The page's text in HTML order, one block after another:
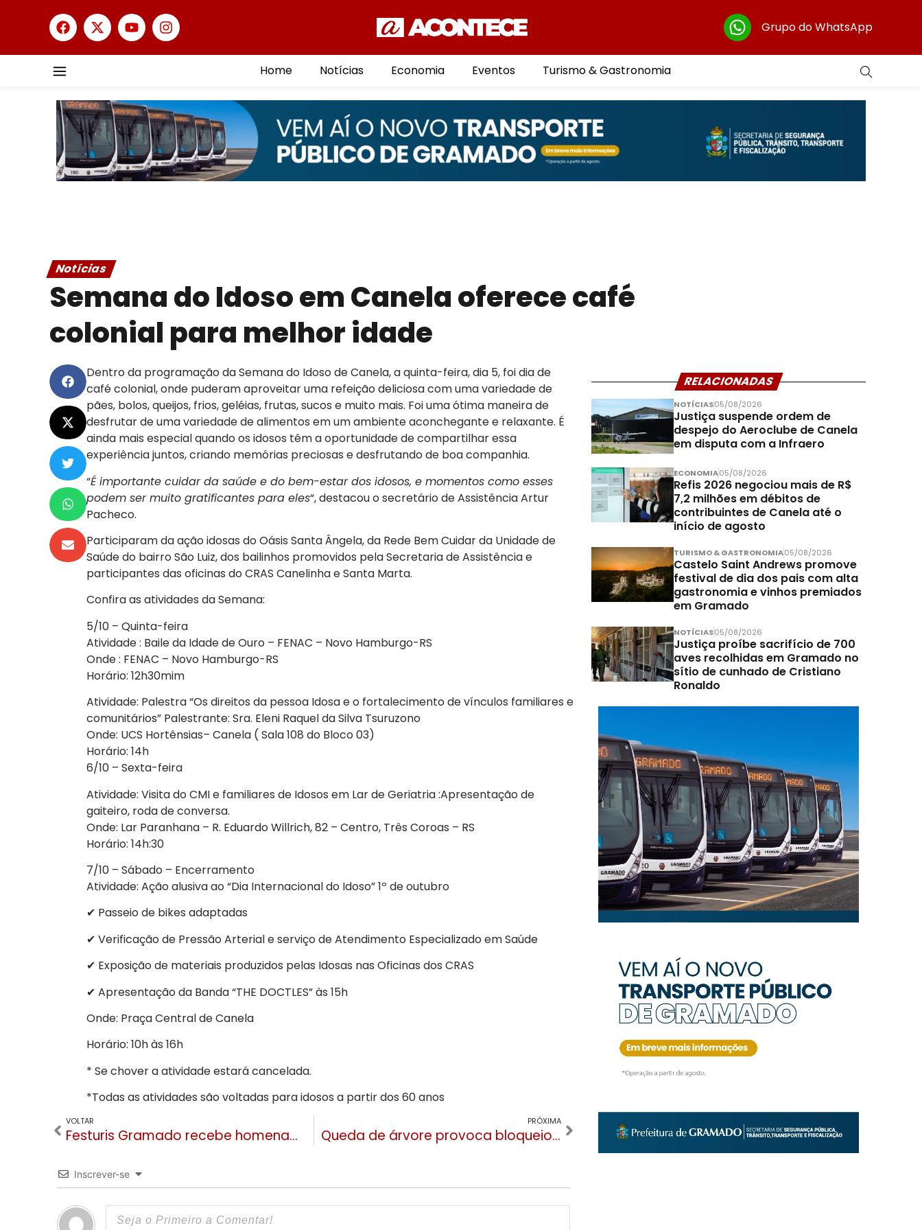
Grupo do WhatsApp
Home Notícias Economia Eventos Turismo & Gastronomia
Notícias
Semana do Idoso em Canela oferece café
colonial para melhor idade
Dentro da programação da Semana do Idoso de Canela, a quinta-feira, dia 5, foi dia de
café colonial, onde puderam aproveitar uma refeição deliciosa com uma variedade de
pães, bolos, queijos, frios, geléias, frutas, sucos e muito mais. Foi uma ótima maneira de
desfrutar de uma variedade de alimentos em um ambiente aconchegante e relaxante. É
ainda mais especial quando os idosos têm a oportunidade de compartilhar essa
experiência juntos, criando memórias preciosas e desfrutando de boa companhia.
“É importante cuidar da saúde e do bem-estar dos idosos, e momentos como esses
podem ser muito gratificantes para eles“, destacou o secretário de Assistência Artur
Pacheco.
Participaram da ação idosas do Oásis Santa Ângela, da Rede Bem Cuidar da Unidade de
Saúde do bairro São Luiz, dos bailinhos promovidos pela Secretaria de Assistência e
participantes das oficinas do CRAS Canelinha e Santa Marta.
Confira as atividades da Semana:
5/10 – Quinta-feira
Atividade : Baile da Idade de Ouro – FENAC – Novo Hamburgo-RS
Onde : FENAC – Novo Hamburgo-RS
Horário: 12h30mim
Atividade: Palestra “Os direitos da pessoa Idosa e o fortalecimento de vínculos familiares e
comunitários” Palestrante: Sra. Eleni Raquel da Silva Tsuruzono
Onde: UCS Hortênsias– Canela ( Sala 108 do Bloco 03)
Horário: 14h
6/10 – Sexta-feira
Atividade: Visita do CMI e familiares de Idosos em Lar de Geriatria :Apresentação de
gaiteiro, roda de conversa.
Onde: Lar Paranhana – R. Eduardo Willrich, 82 – Centro, Três Coroas – RS
Horário: 14h:30
7/10 – Sábado – Encerramento
Atividade: Ação alusiva ao “Dia Internacional do Idoso” 1º de outubro
✔ Passeio de bikes adaptadas
✔ Verificação de Pressão Arterial e serviço de Atendimento Especializado em Saúde
✔ Exposição de materiais produzidos pelas Idosas nas Oficinas dos CRAS
✔ Apresentação da Banda “THE DOCTLES” às 15h
Onde: Praça Central de Canela
Horário: 10h às 16h
* Se chover a atividade estará cancelada.
*Todas as atividades são voltadas para idosos a partir dos 60 anos
VOLTAR
Festuris Gramado recebe homenagem na Assembleia Gaúcha por ser indutor do Turismo
PRÓXIMA
Queda de árvore provoca bloqueio na ERS-115 em Gramado
Inscrever-se
RELACIONADAS
NOTÍCIAS05/08/2026
Justiça suspende ordem de
despejo do Aeroclube de Canela
em disputa com a Infraero
ECONOMIA05/08/2026
Refis 2026 negociou mais de R$
7,2 milhões em débitos de
contribuintes de Canela até o
início de agosto
TURISMO & GASTRONOMIA05/08/2026
Castelo Saint Andrews promove
festival de dia dos pais com alta
gastronomia e vinhos premiados
em Gramado
NOTÍCIAS05/08/2026
Justiça proíbe sacrifício de 700
aves recolhidas em Gramado no
sítio de cunhado de Cristiano
Ronaldo